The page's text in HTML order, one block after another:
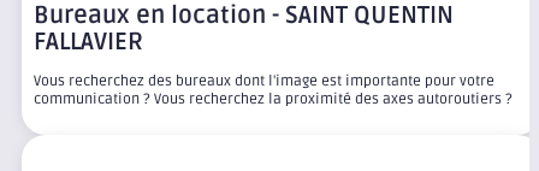
Bureaux en location - SAINT QUENTIN
FALLAVIER
Vous recherchez des bureaux dont l'image est importante pour votre
communication ? Vous recherchez la proximité des axes autoroutiers ?